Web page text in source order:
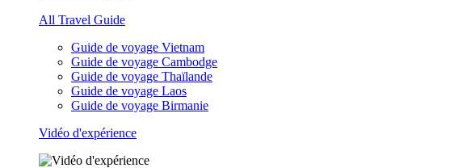
All Travel Guide
Guide de voyage Vietnam
Guide de voyage Cambodge
Guide de voyage Thaïlande
Guide de voyage Laos
Guide de voyage Birmanie
Vidéo d'expérience